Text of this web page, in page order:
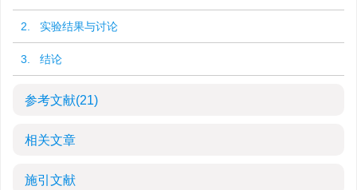
2. 实验结果与讨论
3. 结论
参考文献(21)
相关文章
施引文献